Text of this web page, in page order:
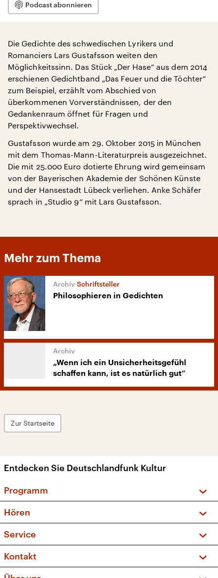
Podcast abonnieren
Die Gedichte des schwedischen Lyrikers und
Romanciers Lars Gustafsson weiten den
Möglichkeitssinn. Das Stück „Der Hase“ aus dem 2014
erschienen Gedichtband „Das Feuer und die Töchter“
zum Beispiel, erzählt vom Abschied von
überkommenen Vorverständnissen, der den
Gedankenraum öffnet für Fragen und
Perspektivwechsel.
Gustafsson wurde am 29. Oktober 2015 in München
mit dem Thomas-Mann-Literaturpreis ausgezeichnet.
Die mit 25.000 Euro dotierte Ehrung wird gemeinsam
von der Bayerischen Akademie der Schönen Künste
und der Hansestadt Lübeck verliehen. Anke Schäfer
sprach in „Studio 9“ mit Lars Gustafsson.
Mehr zum Thema
Schriftsteller
Philosophieren in Gedichten
„Wenn ich ein Unsicherheitsgefühl
schaffen kann, ist es natürlich gut“
Zur Startseite
Entdecken Sie Deutschlandfunk Kultur
Programm
Sendungen und Podcasts
Musikliste
Kakadu – Das Kinderprogramm
Hören
Frequenzen (UKW + DAB+)
Service
FAQ
Apps
Kontakt